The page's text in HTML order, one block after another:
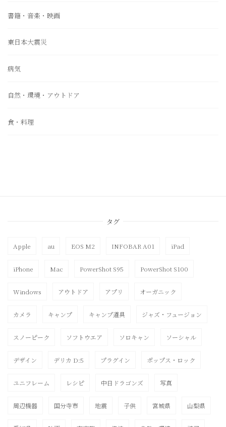
書籍・音楽・映画
東日本大震災
病気
自然・環境・アウトドア
食・料理
タグ
Apple au EOS M2 INFOBAR A01 iPad
iPhone Mac PowerShot S95 PowerShot S100
Windows アウトドア アプリ オーガニック
カメラ キャンプ キャンプ道具 ジャズ・フュージョン
スノーピーク ソフトウエア ソロキャン ソーシャル
デザイン デリカ D:5 プラグイン ポップス・ロック
ユニフレーム レシピ 中日ドラゴンズ 写真
周辺機器 国分寺市 地震 子供 宮城県 山梨県